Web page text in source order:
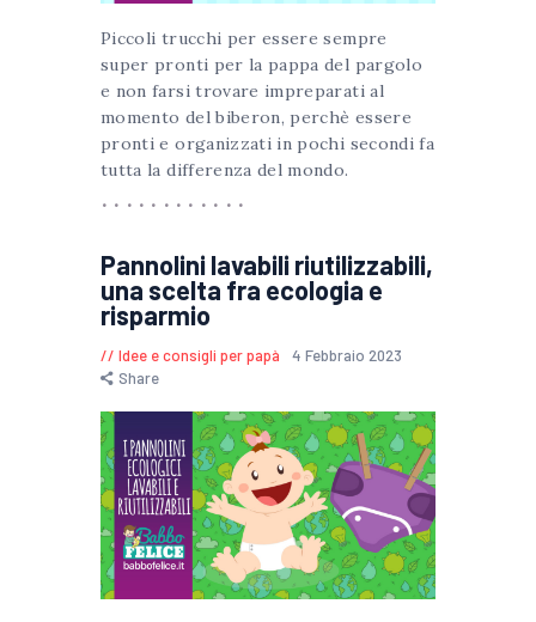
Piccoli trucchi per essere sempre
super pronti per la pappa del pargolo
e non farsi trovare impreparati al
momento del biberon, perchè essere
pronti e organizzati in pochi secondi fa
tutta la differenza del mondo.
Pannolini lavabili riutilizzabili,
una scelta fra ecologia e
risparmio
Idee e consigli per papà
4 Febbraio 2023
Share